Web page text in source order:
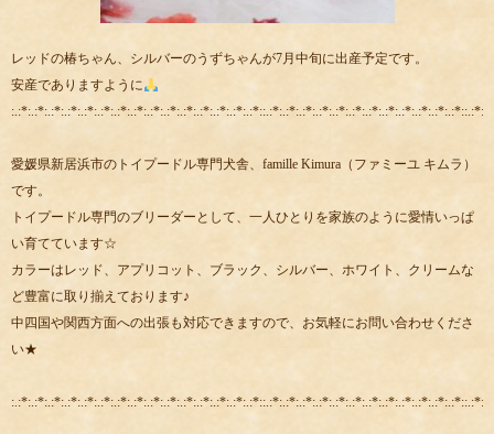
レッドの椿ちゃん、シルバーのうずちゃんが7月中旬に出産予定です。
安産でありますように
:.:*:.:*:.:*:.:*:.:*:.:*:.:*:.:*:.:*:.:*:.:*:.:*:.:*:.:*:.:*::.:*:.:*:.:*:.:*:.:*:.:*:.:*:.:*:.:*:.:*:.:*:.:*::.:*:.:
愛媛県新居浜市のトイプードル専門犬舎、famille Kimura（ファミーユ キムラ）
です。
トイプードル専門のブリーダーとして、一人ひとりを家族のように愛情いっぱ
い育てています☆
カラーはレッド、アプリコット、ブラック、シルバー、ホワイト、クリームな
ど豊富に取り揃えております♪
中四国や関西方面への出張も対応できますので、お気軽にお問い合わせくださ
い★
:.:*:.:*:.:*:.:*:.:*:.:*:.:*:.:*:.:*:.:*:.:*:.:*:.:*:.:*:.:*::.:*:.:*:.:*:.:*:.:*:.:*:.:*:.:*:.:*:.:*:.:*:.:*::.:*:.: